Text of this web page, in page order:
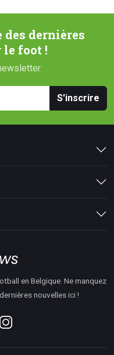
des dernières
foot !
S'inscrire
en Belgique. Ne manquez
nouvelles ici !